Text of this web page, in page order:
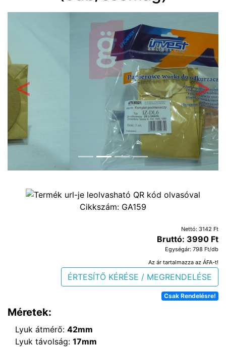
Előző
Cikkszám: GA159
Nettó: 3142 Ft
Bruttó: 3990 Ft
Egységár: 798 Ft/db
Az ár tartalmazza az ÁFA-t!
ÉRTESÍTŐ KÉRÉSE / MEGRENDELÉSE
Csak Rendelésre!
Méretek:
Lyuk átmérő: 42mm
Lyuk távolság: 17mm